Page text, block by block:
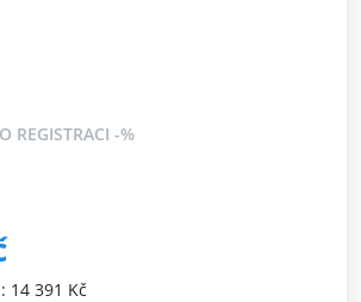
REGISTRACI -%
14 391 Kč